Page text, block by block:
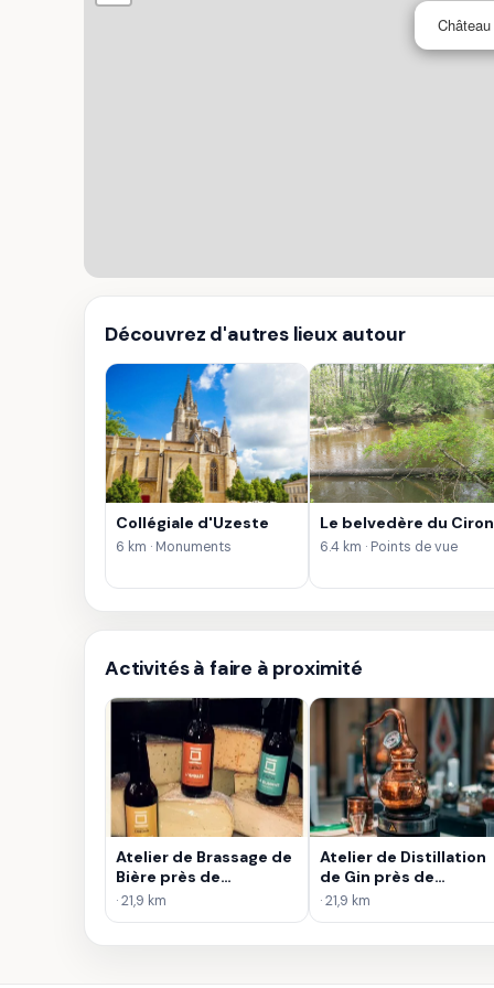
Découvrez d'autres lieux autour
Collégiale d'Uzeste
6 km · Monuments
Le belvedère du Ciron
6.4 km · Points de vue
Activités à faire à proximité
Atelier de Brassage de
Bière près de
Bordeaux
· 21,9 km
Atelier de Distillation
de Gin près de
Bordeaux
· 21,9 km